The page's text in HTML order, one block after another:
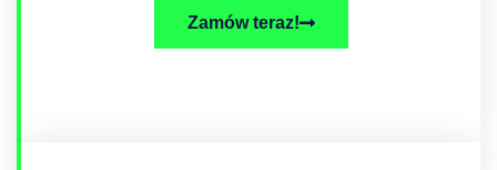
Zamów teraz!